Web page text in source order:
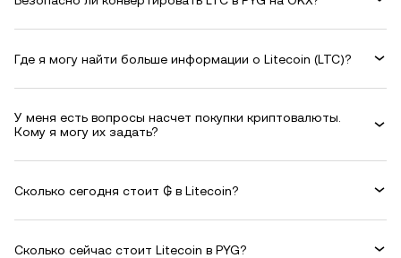
Где я могу найти больше информации о Litecoin (LTC)?
У меня есть вопросы насчет покупки криптовалюты.
Кому я могу их задать?
Сколько сегодня стоит ₲ в Litecoin?
Сколько сейчас стоит Litecoin в PYG?